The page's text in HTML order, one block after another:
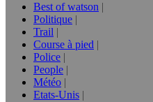
Best of watson
Politique
Trail
Course à pied
Police
People
Météo
Etats-Unis